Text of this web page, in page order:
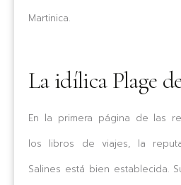
Martinica.
La idílica Plage
En la primera página de las
los libros de viajes, la
Salines está bien establecida.